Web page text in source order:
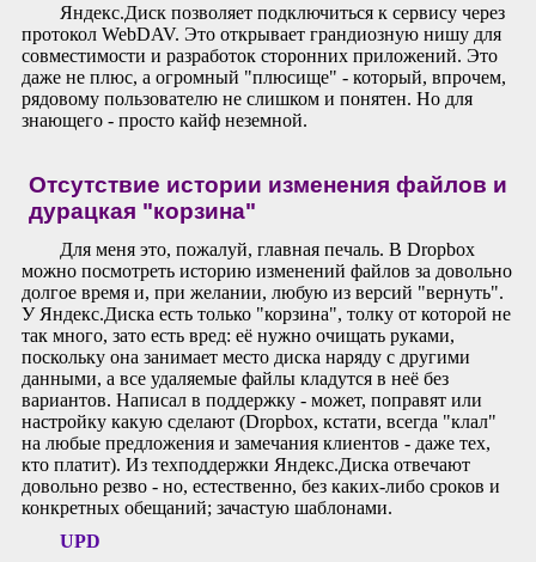
Яндекс.Диск позволяет подключиться к сервису через
протокол WebDAV. Это открывает грандиозную нишу для
совместимости и разработок сторонних приложений. Это
даже не плюс, а огромный "плюсище" - который, впрочем,
рядовому пользователю не слишком и понятен. Но для
знающего - просто кайф неземной.
Отсутствие истории изменения файлов и
дурацкая "корзина"
Для меня это, пожалуй, главная печаль. В Dropbox
можно посмотреть историю изменений файлов за довольно
долгое время и, при желании, любую из версий "вернуть".
У Яндекс.Диска есть только "корзина", толку от которой не
так много, зато есть вред: её нужно очищать руками,
поскольку она занимает место диска наряду с другими
данными, а все удаляемые файлы кладутся в неё без
вариантов. Написал в поддержку - может, поправят или
настройку какую сделают (Dropbox, кстати, всегда "клал"
на любые предложения и замечания клиентов - даже тех,
кто платит). Из техподдержки Яндекс.Диска отвечают
довольно резво - но, естественно, без каких-либо сроков и
конкретных обещаний; зачастую шаблонами.
UPD